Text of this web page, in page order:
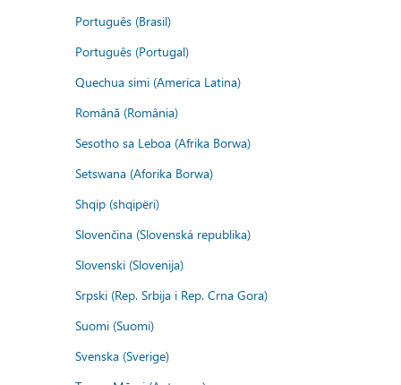
Português (Brasil)
Português (Portugal)
Quechua simi (America Latina)
Română (România)
Sesotho sa Leboa (Afrika Borwa)
Setswana (Aforika Borwa)
Shqip (shqipëri)
Slovenčina (Slovenská republika)
Slovenski (Slovenija)
Srpski (Rep. Srbija i Rep. Crna Gora)
Suomi (Suomi)
Svenska (Sverige)